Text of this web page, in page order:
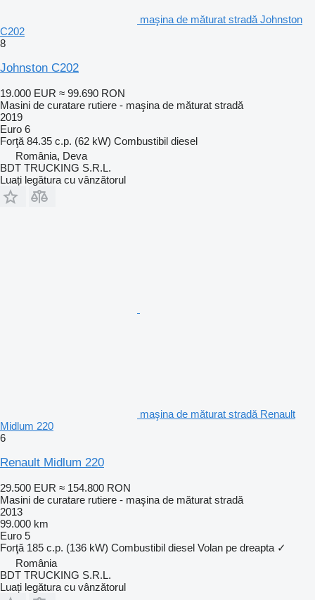
maşina de măturat stradă Johnston
C202
8
Johnston C202
19.000 EUR ≈ 99.690 RON
Masini de curatare rutiere - maşina de măturat stradă
2019
Euro 6
Forţă 84.35 c.p. (62 kW) Combustibil diesel
România, Deva
BDT TRUCKING S.R.L.
Luați legătura cu vânzătorul
maşina de măturat stradă Renault
Midlum 220
6
Renault Midlum 220
29.500 EUR ≈ 154.800 RON
Masini de curatare rutiere - maşina de măturat stradă
2013
99.000 km
Euro 5
Forţă 185 c.p. (136 kW) Combustibil diesel Volan pe dreapta ✓
România
BDT TRUCKING S.R.L.
Luați legătura cu vânzătorul